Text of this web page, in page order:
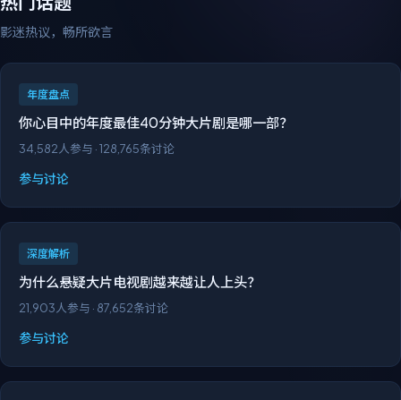
影迷热议，畅所欲言
年度盘点
你心目中的年度最佳40分钟大片剧是哪一部？
34,582人参与 ·128,765条讨论
参与讨论
深度解析
为什么悬疑大片电视剧越来越让人上头？
21,903人参与 · 87,652条讨论
参与讨论